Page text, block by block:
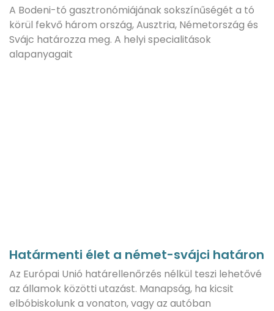
A Bodeni-tó gasztronómiájának sokszínűségét a tó
körül fekvő három ország, Ausztria, Németország és
Svájc határozza meg. A helyi specialitások
alapanyagait
Határmenti élet a német-svájci határon
Az Európai Unió határellenőrzés nélkül teszi lehetővé
az államok közötti utazást. Manapság, ha kicsit
elbóbiskolunk a vonaton, vagy az autóban